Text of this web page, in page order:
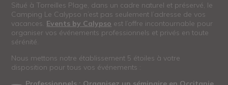
Situé à Torreilles Plage, dans un cadre naturel et préservé, le
Camping Le Calypso n’est pas seulement l’adresse de vos
vacances. Events by Calypso est l’offre incontournable pour
organiser vos événements professionnels et privés en toute
sérénité.
Nous mettons notre établissement 5 étoiles à votre
disposition pour tous vos événements :